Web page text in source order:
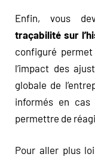
Enfin, vous
traçabilité sur
configuré
l’impact des
globale de
informés en
permettre de
Pour aller plus